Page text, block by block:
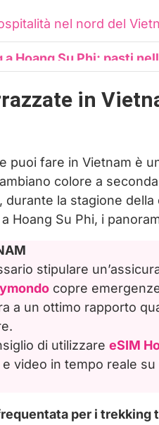
nel nord del
Hoang Su Phi: pasti
cosa aspettarsi nelle
Su Phi nel nord del
prezzi, mance e
Su Phi:
Vietnam: perché è
in
puoi fare in Vietnam è
colore a
la stagione
Hoang Su Phi, i
stipulare
copre
a un ottimo rapporto
di utilizzare eSIM
video in tempo reale
per i trekking